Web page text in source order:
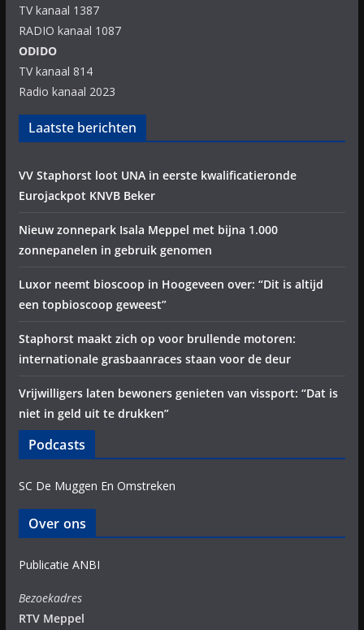
TV kanaal 1387
RADIO kanaal 1087
ODIDO
TV kanaal 814
Radio kanaal 2023
Laatste berichten
VV Staphorst loot UNA in eerste kwalificatieronde
Eurojackpot KNVB Beker
Nieuw zonnepark Isala Meppel met bijna 1.000
zonnepanelen in gebruik genomen
Luxor neemt bioscoop in Hoogeveen over: “Dit is altijd
een topbioscoop geweest”
Staphorst maakt zich op voor brullende motoren:
internationale grasbaanraces staan voor de deur
Vrijwilligers laten bewoners genieten van vissport: “Dat is
niet in geld uit te drukken”
Podcasts
SC De Muggen En Omstreken
Over ons
Publicatie ANBI
Bezoekadres
RTV Meppel